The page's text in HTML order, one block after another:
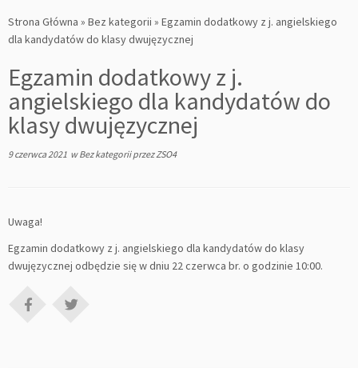
to
content
Strona Główna » Bez kategorii » Egzamin dodatkowy z j. angielskiego
dla kandydatów do klasy dwujęzycznej
Egzamin dodatkowy z j.
angielskiego dla kandydatów do
klasy dwujęzycznej
9 czerwca 2021 wBez kategoriiprzezZSO4
Uwaga!
Egzamin dodatkowy z j. angielskiego dla kandydatów do klasy
dwujęzycznej odbędzie się w dniu 22 czerwca br. o godzinie 10:00.